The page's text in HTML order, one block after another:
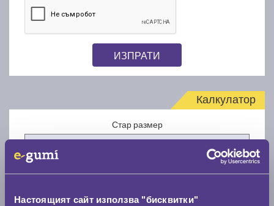
Настоящият сайт използва "бисквитки"
ИЗПРАТИ
Калкулатор
Стар размер